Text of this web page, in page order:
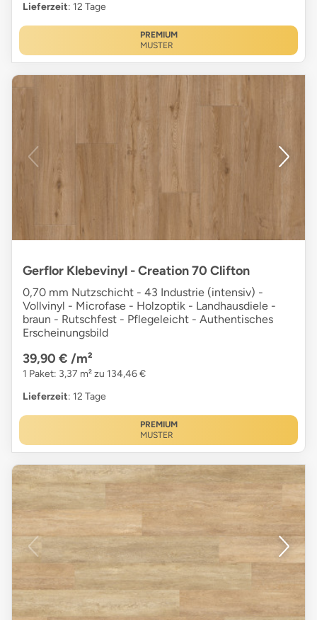
Lieferzeit: 12 Tage
PREMIUM
MUSTER
Gerflor Klebevinyl - Creation 70 Clifton
0,70 mm Nutzschicht - 43 Industrie (intensiv) -
Vollvinyl - Microfase - Holzoptik - Landhausdiele -
braun - Rutschfest - Pflegeleicht - Authentisches
Erscheinungsbild
39,90 € /m²
1 Paket: 3,37 m² zu 134,46 €
Lieferzeit: 12 Tage
PREMIUM
MUSTER